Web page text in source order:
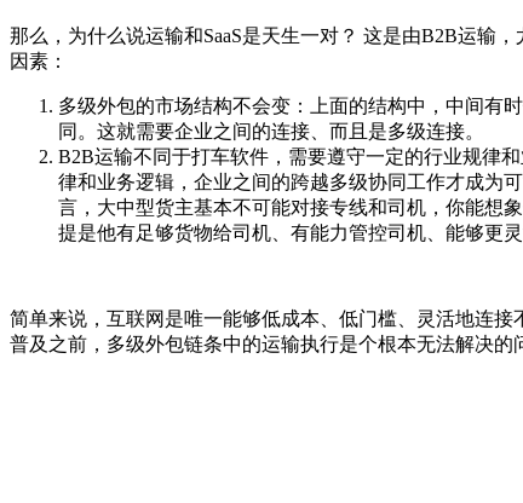
那么，为什么说运输和SaaS是天生一对？ 这是由B2B运输
因素：
多级外包的市场结构不会变：上面的结构中，中间有
同。这就需要企业之间的连接、而且是多级连接。
B2B运输不同于打车软件，需要遵守一定的行业规律
律和业务逻辑，企业之间的跨越多级协同工作才成为
言，大中型货主基本不可能对接专线和司机，你能想
提是他有足够货物给司机、有能力管控司机、能够更灵
简单来说，互联网是唯一能够低成本、低门槛、灵活地连
普及之前，多级外包链条中的运输执行是个根本无法解决